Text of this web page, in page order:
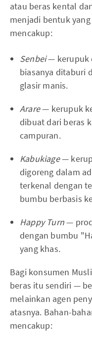
atau beras kental
menjadi bentuk
mencakup:
Senbei— kerupuk
biasanya ditaburi
glasir manis.
Arare— kerupuk
dibuat dari beras
campuran.
Kabukiage—
digoreng dalam
terkenal dengan
bumbu berbasis
Happy Turn—
dengan bumbu
yang khas.
Bagi konsumen
beras itu sendiri —
melainkan agen
atasnya. Bahan-
mencakup: